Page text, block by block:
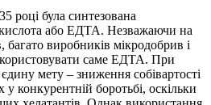
році була синтезована
кислота або ЕДТА. Незважаючи на
багато виробників мікродобрив і
саме ЕДТА. При
мету – зниження собівартості
у конкурентній боротьбі, оскільки